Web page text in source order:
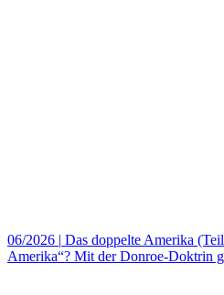
06/2026 | Das doppelte Amerika
Amerika“? Mit der Donroe-Doktrin